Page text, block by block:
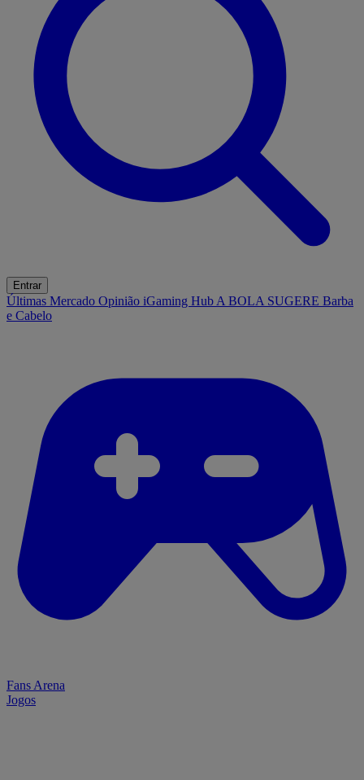
Entrar
Últimas Mercado Opinião iGaming Hub A BOLA SUGERE Barba
e Cabelo
Fans Arena
Jogos